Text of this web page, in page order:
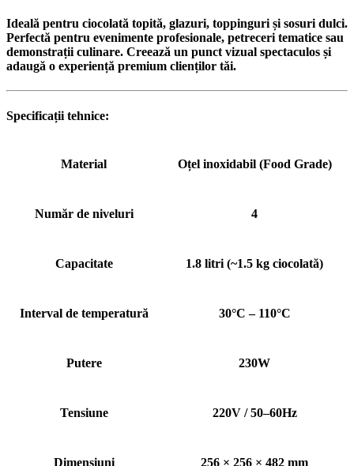
Ideală pentru ciocolată topită, glazuri, toppinguri și sosuri dulci.
Perfectă pentru evenimente profesionale, petreceri tematice sau
demonstrații culinare. Creează un punct vizual spectaculos și
adaugă o experiență premium clienților tăi.
Specificații tehnice:
Material Oțel inoxidabil (Food Grade)
Număr de niveluri 4
Capacitate 1.8 litri (~1.5 kg ciocolată)
Interval de temperatură 30°C – 110°C
Putere 230W
Tensiune 220V / 50–60Hz
Dimensiuni 256 × 256 × 482 mm